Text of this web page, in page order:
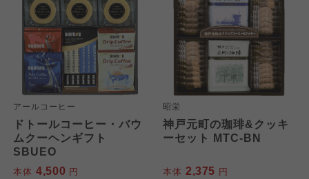
アールコーヒー
ドトールコーヒー・バウ
ムクーヘンギフト
SBUEO
本体 4,500 円
昭栄
神戸元町の珈琲&クッキ
ーセット MTC-BN
本体 2,375 円
よどがわ市民生協
大阪いずみ市民生協
わかやま市民生協
よどがわ市民生協
大阪いずみ市民生協
わかやま市民生協
よどがわ市民生協
大阪いずみ市民生協
わかやま市民生協